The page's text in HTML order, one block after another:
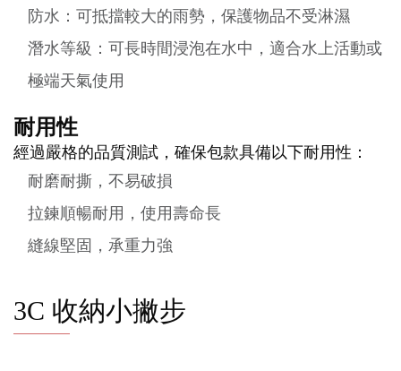
防水：可抵擋較大的雨勢，保護物品不受淋濕
潛水等級：可長時間浸泡在水中，適合水上活動或
極端天氣使用
耐用性
經過嚴格的品質測試，確保包款具備以下耐用性：
耐磨耐撕，不易破損
拉鍊順暢耐用，使用壽命長
縫線堅固，承重力強
3C 收納小撇步